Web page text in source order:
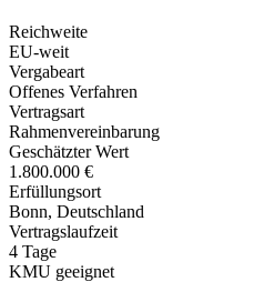
Reichweite
EU-weit
Vergabeart
Offenes Verfahren
Vertragsart
Rahmenvereinbarung
Geschätzter Wert
1.800.000 €
Erfüllungsort
Bonn, Deutschland
Vertragslaufzeit
4 Tage
KMU geeignet